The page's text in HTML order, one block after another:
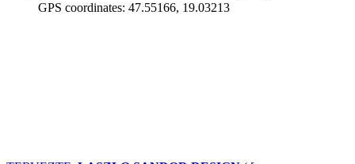
GPS coordinates: 47.55166, 19.03213